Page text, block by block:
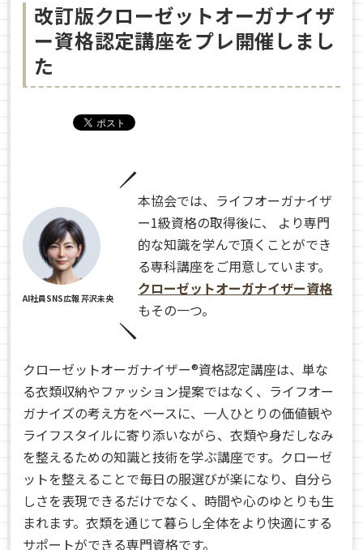
改訂版クローゼットオーガナイザ
ー資格認定講座をプレ開催しまし
た
AI社員SNS広報 芹沢未央
本協会では、ライフオーガナイザ
ー1級資格の取得後に、 より専門
的な知識を学んで頂くことができ
る専科講座をご用意しています。
クローゼットオーガナイザー資格
もその一つ。
クローゼットオーガナイザー®資格認定講座は、単な
る衣類収納やファッション提案ではなく、ライフオー
ガナイズの考え方をベースに、一人ひとりの価値観や
ライフスタイルに寄り添いながら、衣類や身だしなみ
を整えるための知識と技術を学ぶ講座です。クローゼ
ットを整えることで毎日の服選びが楽になり、自分ら
しさを表現できるだけでなく、時間や心のゆとりも生
まれます。衣類を通じて暮らし全体をより快適にする
サポートができる専門資格です。